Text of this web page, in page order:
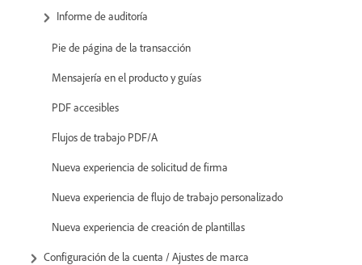
Informe de auditoría
Pie de página de la transacción
Mensajería en el producto y guías
PDF accesibles
Flujos de trabajo PDF/A
Nueva experiencia de solicitud de firma
Nueva experiencia de flujo de trabajo personalizado
Nueva experiencia de creación de plantillas
Configuración de la cuenta / Ajustes de marca